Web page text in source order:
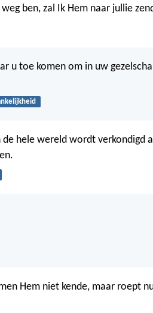
ben, zal Ik Hem naar jullie
u toe komen om in uw
hele wereld wordt verkondigd
Hem niet kende, maar roept